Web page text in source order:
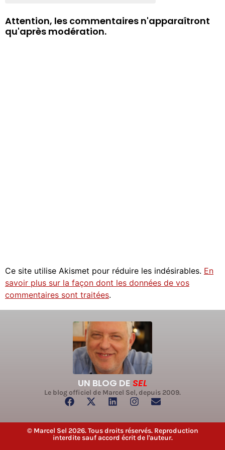
Attention, les commentaires n'apparaîtront
qu'après modération.
Ce site utilise Akismet pour réduire les indésirables. En
savoir plus sur la façon dont les données de vos
commentaires sont traitées.
UN BLOG DE SEL
Le blog officiel de Marcel Sel, depuis 2009.
© Marcel Sel 2026. Tous droits réservés. Reproduction
interdite sauf accord écrit de l'auteur.